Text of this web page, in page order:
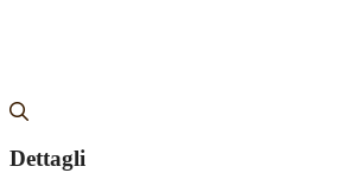
Dettagli